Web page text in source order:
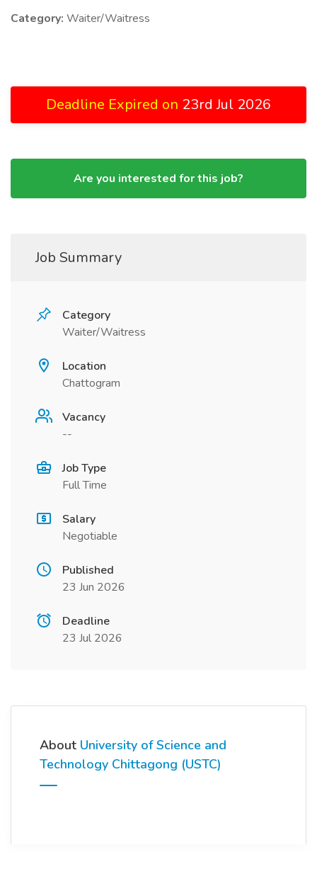
Category: Waiter/Waitress
Deadline Expired on 23rd Jul 2026
Are you interested for this job?
Job Summary
Category
Waiter/Waitress
Location
Chattogram
Vacancy
--
Job Type
Full Time
Salary
Negotiable
Published
23 Jun 2026
Deadline
23 Jul 2026
About University of Science and
Technology Chittagong (USTC)